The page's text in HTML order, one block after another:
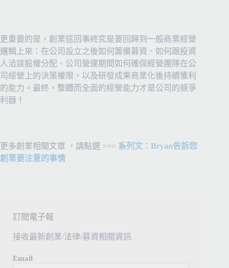
更重要的是，創業這回事終究是要回歸到一般商業經營
邏輯上來：在公司設立之後如何籌備募資、如何跟投資
人洽談股權分配、公司營運期間如何確保經營團隊在公
司經營上的決策權限，以及研發成果商業化後持續獲利
的能力。最終，整體而全面的經營能力才是公司的競爭
利器！
更多創業相關文章 ，請點選 >>> 系列文：Bryan告訴您
創業要注意的事情
訂閱電子報
接收最新創業/法律/募資相關資訊
Email